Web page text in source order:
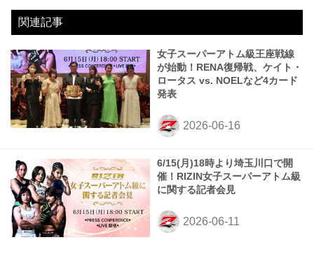
関連記事
女子スーパーアトム級王座戦線
が始動！RENA復帰戦、ケイト・
ロータス vs. NOELなど4カード
発表
6/15(月)18時より埼玉川口で開
催！RIZIN女子スーパーアトム級
に関する記者会見